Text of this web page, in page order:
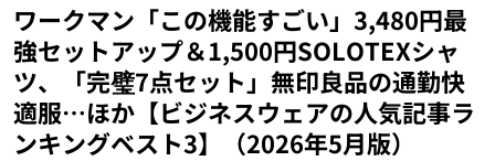
ワークマン「この機能すごい」3,480円最
強セットアップ＆1,500円SOLOTEXシャ
ツ、「完璧7点セット」無印良品の通勤快
適服…ほか【ビジネスウェアの人気記事ラ
ンキングベスト3】（2026年5月版）